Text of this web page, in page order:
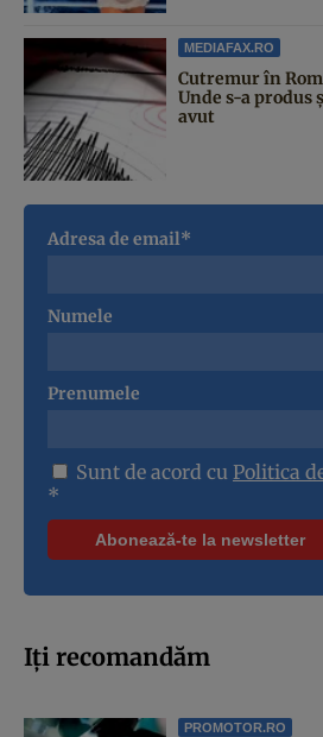
MEDIAFAX.RO
Cutremur în
Unde s-a produs
avut
Adresa de email*
Numele
Prenumele
Sunt de acord cu Politica
*
Iți recomandăm
PROMOTOR.RO